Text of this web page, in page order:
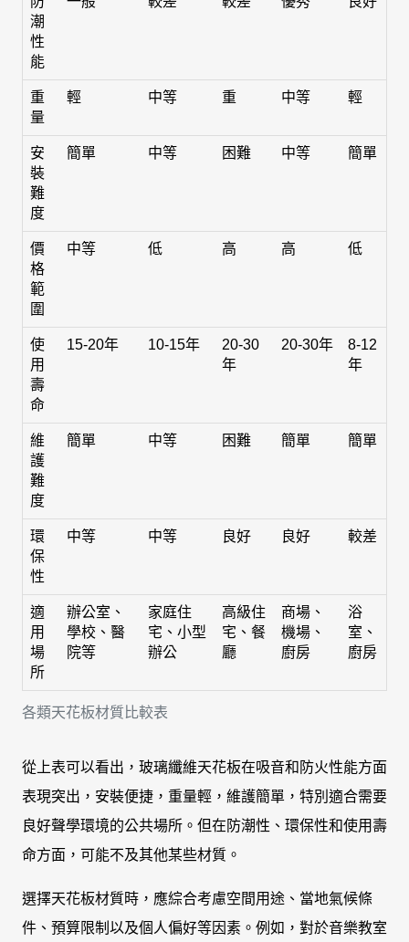
各類天花板材質比較表
潮
性
能
重
量
輕 中等 重 中等 輕
安
裝
難
度
簡單 中等 困難 中等 簡單
價
格
範
圍
中等 低 高 高 低
使
用
壽
命
15-20年 10-15年
20-30
年
20-30年
8-12
年
維
護
難
度
簡單 中等 困難 簡單 簡單
環
保
性
中等 中等 良好 良好 較差
適
用
場
所
辦公室、
學校、醫
院等
家庭住
宅、小型
辦公
高級住
宅、餐
廳
商場、
機場、
廚房
浴
室、
廚房
從上表可以看出，玻璃纖維天花板在吸音和防火性能方面
表現突出，安裝便捷，重量輕，維護簡單，特別適合需要
良好聲學環境的公共場所。但在防潮性、環保性和使用壽
命方面，可能不及其他某些材質。
選擇天花板材質時，應綜合考慮空間用途、當地氣候條
件、預算限制以及個人偏好等因素。例如，對於音樂教室